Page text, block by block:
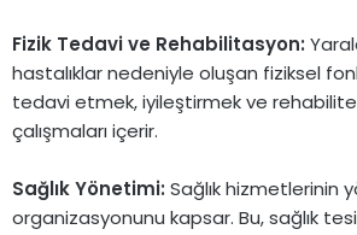
Fizik Tedavi ve Rehabilitasyon:
hastalıklar nedeniyle oluşan fiziksel
tedavi etmek, iyileştirmek ve
çalışmaları içerir.
Sağlık Yönetimi: Sağlık hizmetlerinin
organizasyonunu kapsar. Bu, sağlık